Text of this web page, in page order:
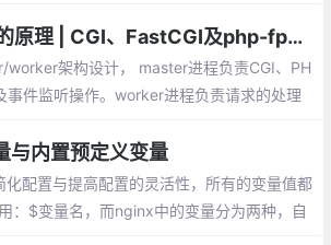
，可以直接复制到http块中。
Nginx解析PHP的原理 | CGI、FastCGI及php-fpm的关系
架构设计， master进程负责CGI、PH
事件监听操作。worker进程负责请求的处理
异的原因之一
与内置预定义变量
配置与提高配置的灵活性，所有的变量值都
：$变量名，而nginx中的变量分为两种，自